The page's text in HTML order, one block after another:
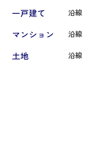
一戸建て 沿線
マンション 沿線
土地 沿線